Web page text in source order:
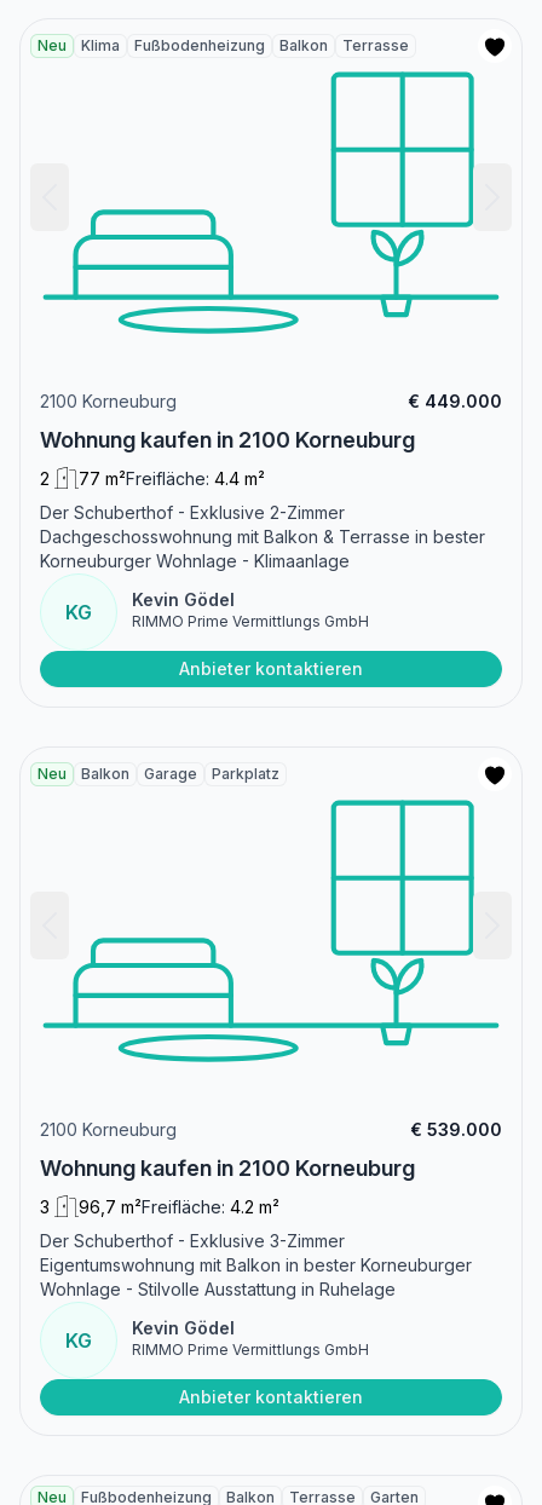
Neu Klima Fußbodenheizung Balkon Terrasse
2100 Korneuburg € 449.000
Wohnung kaufen in 2100 Korneuburg
2 77 m²Freifläche: 4.4 m²
Der Schuberthof - Exklusive 2-Zimmer
Dachgeschosswohnung mit Balkon & Terrasse in bester
Korneuburger Wohnlage - Klimaanlage
KG
Kevin Gödel
RIMMO Prime Vermittlungs GmbH
Anbieter kontaktieren
Neu Balkon Garage Parkplatz
2100 Korneuburg € 539.000
Wohnung kaufen in 2100 Korneuburg
3 96,7 m²Freifläche: 4.2 m²
Der Schuberthof - Exklusive 3-Zimmer
Eigentumswohnung mit Balkon in bester Korneuburger
Wohnlage - Stilvolle Ausstattung in Ruhelage
KG
Kevin Gödel
RIMMO Prime Vermittlungs GmbH
Anbieter kontaktieren
Neu Fußbodenheizung Balkon Terrasse Garten